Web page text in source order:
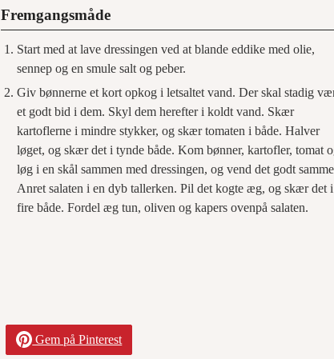
Fremgangsmåde
Start med at lave dressingen ved at blande eddike med olie,
sennep og en smule salt og peber.
Giv bønnerne et kort opkog i letsaltet vand. Der skal stadig
et godt bid i dem. Skyl dem herefter i koldt vand. Skær
kartoflerne i mindre stykker, og skær tomaten i både. Halver
løget, og skær det i tynde både. Kom bønner, kartofler, tomat
løg i en skål sammen med dressingen, og vend det godt
Anret salaten i en dyb tallerken. Pil det kogte æg, og skær det i
fire både. Fordel æg tun, oliven og kapers ovenpå salaten.
Gem på Pinterest